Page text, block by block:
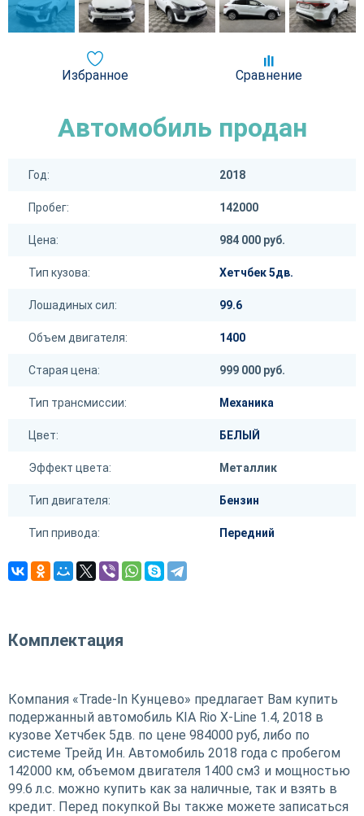
Избранное Сравнение
Автомобиль продан
Год: 2018
Пробег: 142000
Цена: 984 000 руб.
Тип кузова: Хетчбек 5дв.
Лошадиных сил: 99.6
Объем двигателя: 1400
Старая цена: 999 000 руб.
Тип трансмиссии: Механика
Цвет: БЕЛЫЙ
Эффект цвета: Металлик
Тип двигателя: Бензин
Тип привода: Передний
Комплектация
Компания «Trade-In Кунцево» предлагает Вам купить
подержанный автомобиль KIA Rio X-Line 1.4, 2018 в
кузове Хетчбек 5дв. по цене 984000 руб, либо по
системе Трейд Ин. Автомобиль 2018 года с пробегом
142000 км, объемом двигателя 1400 см3 и мощностью
99.6 л.с. можно купить как за наличные, так и взять в
кредит. Перед покупкой Вы также можете записаться